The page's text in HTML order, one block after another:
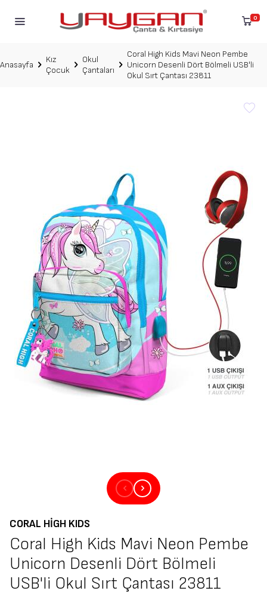
0
Anasayfa
Kız
Çocuk
Okul
Çantaları
Coral High Kids Mavi Neon Pembe
Unicorn Desenli Dört Bölmeli USB'li
Okul Sırt Çantası 23811
CORAL HIGH KIDS
Coral High Kids Mavi Neon Pembe
Unicorn Desenli Dört Bölmeli
USB'li Okul Sırt Çantası 23811